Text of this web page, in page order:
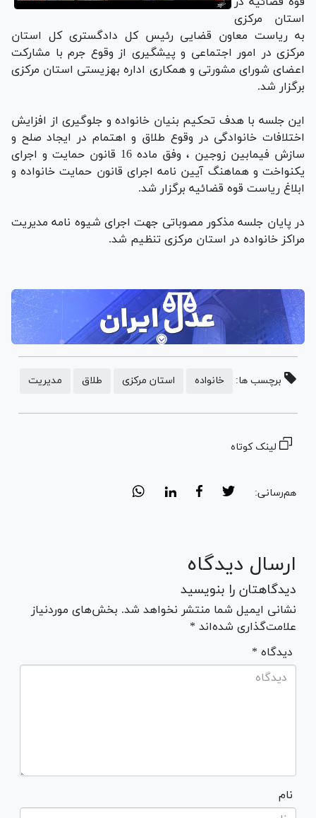
استان مرکزی
به ریاست معاون قضایی رئیس کل دادگستری کل استان
مرکزی در امور اجتماعی و پیشگیری از وقوع جرم با مشارکت
اعضای شورای مشورتی و همکاری اداره بهزیستی استان مرکزی
برگزار شد.
این جلسه با هدف تحکیم بنیان خانواده و جلوگیری از افزایش
اختلافات خانوادگی در وقوع طلاق و اهتمام در ایجاد صلح و
سازش فیمابین زوجین ، وفق ماده 16 قانون حمایت و اجرای
یکنواخت و هماهنگ آیین نامه اجرای قانون حمایت خانواده و
ابلاغ ریاست قوه قضائیه برگزار شد.
در پایان جلسه مذکور مصوباتی جهت اجرای شیوه نامه مدیریت
مراکز خانواده در استان مرکزی تنظیم شد.
برچسب ها: خانواده استان مرکزی طلاق مدیریت
لینک کوتاه
هم‌رسانی:
ارسال دیدگاه
دیدگاهتان را بنویسید
نشانی ایمیل شما منتشر نخواهد شد. بخش‌های موردنیاز
علامت‌گذاری شده‌اند *
* دیدگاه
نام